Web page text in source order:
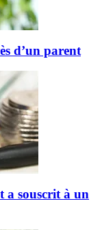
d’un parent
a souscrit à un